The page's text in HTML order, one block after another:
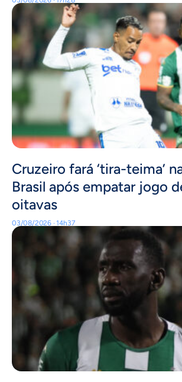
Cruzeiro fará ‘tira-teima’
Brasil após empatar jogo
oitavas
03/08/2026 · 14h37